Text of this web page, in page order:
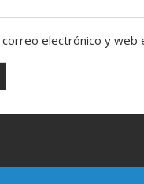
electrónico y